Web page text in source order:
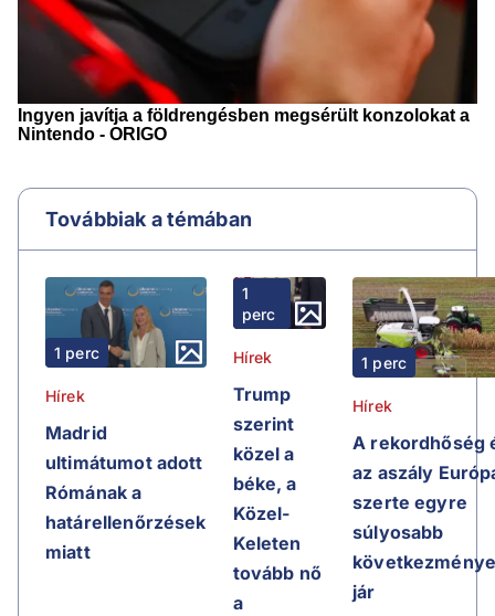
Továbbiak a témában
1 perc
Hírek
Madrid
ultimátumot adott
Rómának a
határellenőrzések
miatt
1
perc
Hírek
Trump
szerint
közel a
béke, a
Közel-
Keleten
tovább nő
a
1 perc
Hírek
A rekordhőség
az aszály
szerte egyre
súlyosabb
jár